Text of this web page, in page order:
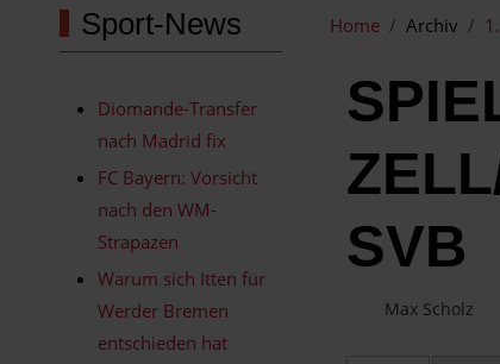
Sport-News
Diomande-Transfer
nach Madrid fix
FC Bayern: Vorsicht
nach den WM-
Strapazen
Warum sich Itten für
Werder Bremen
entschieden hat
Home Archiv
SVB
Max Scholz